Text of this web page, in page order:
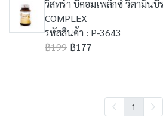
วิสทร้า บีคอมเพล็กซ์ วิตามินบี
COMPLEX
รหัสสินค้า : P-3643
฿199 ฿177
1